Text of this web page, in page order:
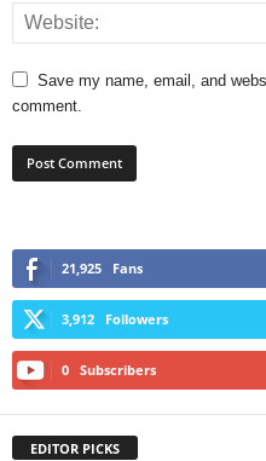
Save my name, email, and
comment.
21,925 Fans
3,912 Followers
0 Subscribers
EDITOR PICKS